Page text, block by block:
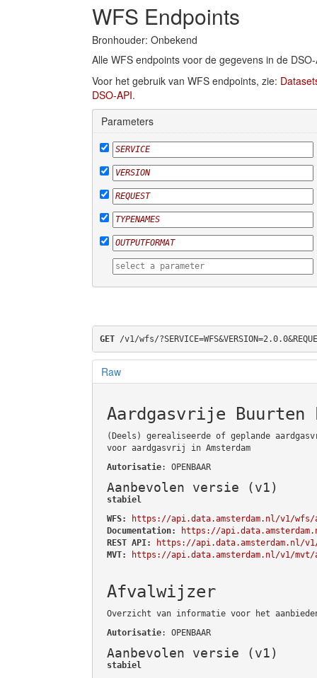
WFS Endpoints
Bronhouder: Onbekend
Alle WFS endpoints voor de gegevens in de
Voor het gebruik van WFS endpoints, zie:
DSO-API.
Parameters
GET /v1/wfs/
Raw
Aardgasvrije
(Deels) gerealiseerde of geplande
voor aardgasvrij in Amsterdam
Autorisatie: OPENBAAR
Aanbevolen versie (v1)
stabiel
WFS:
https://api.data.amsterdam.nl/v1/wfs/
Documentation:
https://
REST API:
https://api.data.amsterdam.nl/
MVT:
https://api.data.amsterdam.nl/v1/mvt/
Afvalwijzer
Overzicht van informatie voor het
Autorisatie: OPENBAAR
Aanbevolen versie (v1)
stabiel